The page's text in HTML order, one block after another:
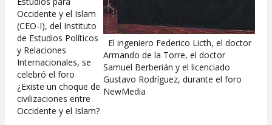
El ingeniero Federico Licth, el doctor
Armando de la Torre, el doctor
Samuel Berberián y el licenciado
Gustavo Rodríguez, durante el foro
NewMedia
Occidente y el Islam
(CEO-I), del Instituto
de Estudios Políticos
y Relaciones
Internacionales, se
celebró el foro
¿Existe un choque de
civilizaciones entre
Occidente y el Islam?